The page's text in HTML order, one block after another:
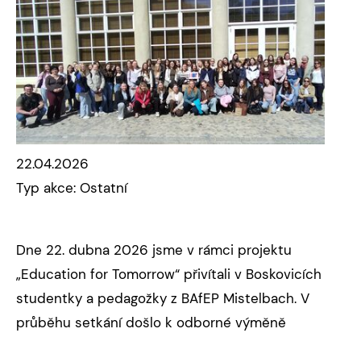
22.04.2026
Typ akce: Ostatní
Dne 22. dubna 2026 jsme v rámci projektu
„Education for Tomorrow“ přivítali v Boskovicích
studentky a pedagožky z BAfEP Mistelbach. V
průběhu setkání došlo k odborné výměně